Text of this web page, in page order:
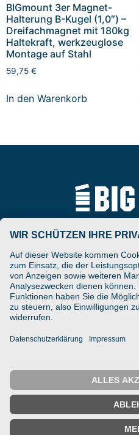
BIGmount 3er Magnet-
Halterung B-Kugel (1,0″) –
Dreifachmagnet mit 180kg
Haltekraft, werkzeuglose
Montage auf Stahl
59,75 €
In den Warenkorb
ARAT Spezialhalterungen
GmbH
Schierbusch 2a
D- 33161 Hövelhof
DESIGNED ENGINEERED
IMPRESSUM